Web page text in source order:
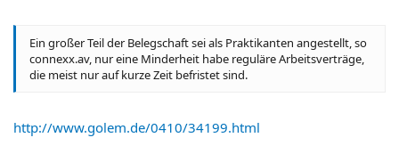
Ein großer Teil der Belegschaft sei als Praktikanten angestellt, so
connexx.av, nur eine Minderheit habe reguläre Arbeitsverträge,
die meist nur auf kurze Zeit befristet sind.
http://www.golem.de/0410/34199.html